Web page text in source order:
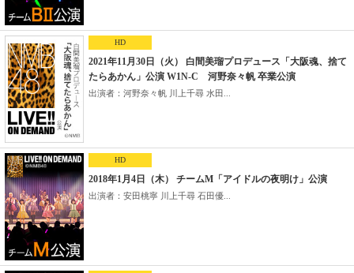
HD
2021年11月30日（火） 白間美瑠プロデュース「大阪魂、捨て
たらあかん」公演 W1N-C 河野奈々帆 卒業公演
出演者：河野奈々帆 川上千尋 水田...
HD
2018年1月4日（木） チームM「アイドルの夜明け」公演
出演者：安田桃寧 川上千尋 石田優...